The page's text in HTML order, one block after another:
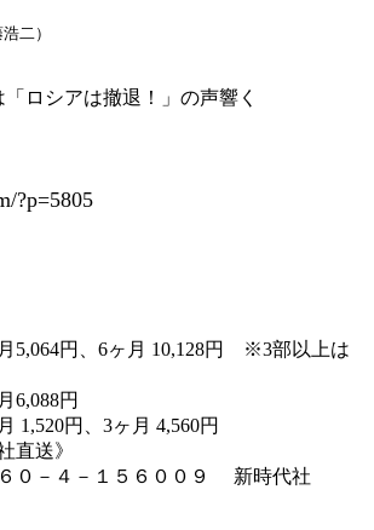
二）
ロシアは撤退！」の声響く
?p=5805
月5,064円、6ヶ月 10,128円 ※3部以上は
6,088円
1,520円、3ヶ月 4,560円
直送》
０－４－１５６００９ 新時代社